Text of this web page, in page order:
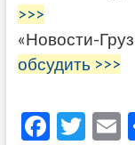
>>>
«Новости-
обсудить >>>
F T